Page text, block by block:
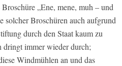
„Ene, mene, muh – und
solcher Broschüren auch aufgrund
durch den Staat kaum zu
dringt immer wieder durch;
Windmühlen an und das